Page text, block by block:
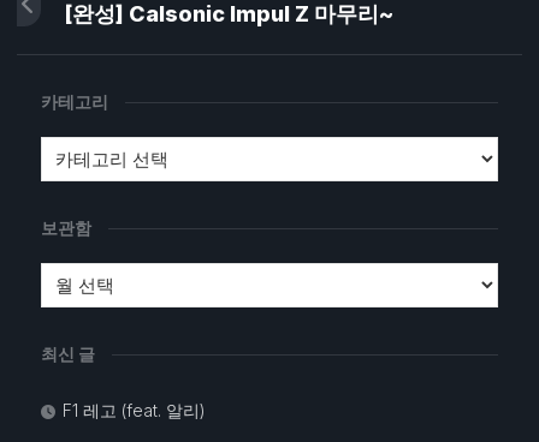
[완성] Calsonic Impul Z 마무리~
카테고리
보관함
최신 글
F1 레고 (feat. 알리)